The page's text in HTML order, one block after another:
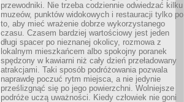
przewodniki. Nie trzeba codziennie odwiedzać kilku
muzeów, punktów widokowych i restauracji tylko po
to, aby mieć wrażenie dobrze wykorzystanego
czasu. Czasem bardziej wartościowy jest jeden
długi spacer po nieznanej okolicy, rozmowa z
lokalnym mieszkańcem albo spokojny poranek
spędzony w kawiarni niż cały dzień przeładowany
atrakcjami. Taki sposób podróżowania pozwala
naprawdę poczuć rytm miejsca, a nie jedynie
prześlizgnąć się po jego powierzchni. Wolniejsze
podróże uczą uważności. Kiedy człowiek nie goni